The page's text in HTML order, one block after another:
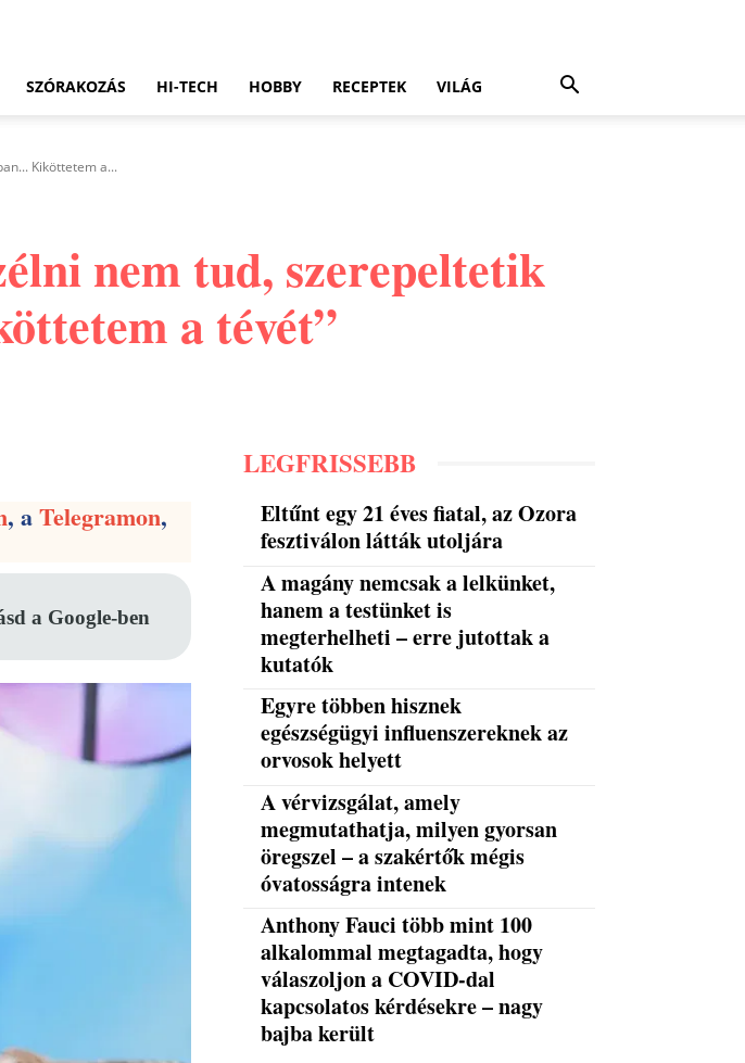
SZÓRAKOZÁS HI-TECH HOBBY RECEPTEK VILÁG
Kiköttetem a...
nem tud, szerepeltetik
a tévét”
, aTelegramon,
a Google-ben
LEGFRISSEBB
Eltűnt egy 21 éves fiatal, az Ozora
fesztiválon látták utoljára
A magány nemcsak a lelkünket,
hanem a testünket is
megterhelheti – erre jutottak a
kutatók
Egyre többen hisznek
egészségügyi influenszereknek az
orvosok helyett
A vérvizsgálat, amely
megmutathatja, milyen gyorsan
öregszel – a szakértők mégis
óvatosságra intenek
Anthony Fauci több mint 100
alkalommal megtagadta, hogy
válaszoljon a COVID-dal
kapcsolatos kérdésekre – nagy
bajba került